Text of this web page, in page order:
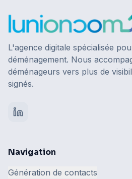
L'agence digitale spécialisée
déménagement. Nous
déménageurs vers plus de
signés.
Navigation
Génération de contacts